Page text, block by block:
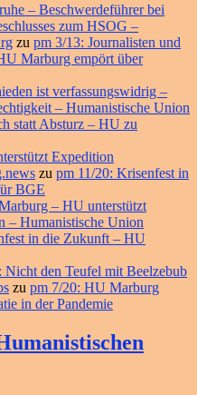
– Beschwerdeführer bei
zum HSOG –
zu pm 3/13: Journalisten und
Marburg empört über
ist verfassungswidrig –
– Humanistische Union
statt Absturz – HU zu
Expedition
zu pm 11/20: Krisenfest in
BGE
– HU unterstützt
– Humanistische Union
in die Zukunft – HU
Nicht den Teufel mit Beelzebub
zu pm 7/20: HU Marburg
in der Pandemie